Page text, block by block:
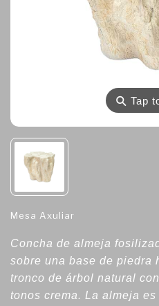
⚲Tap
Mesa Axuliar
Concha de almeja
sobre una base de piedra
tronco de árbol natural
tonos crema. La almeja